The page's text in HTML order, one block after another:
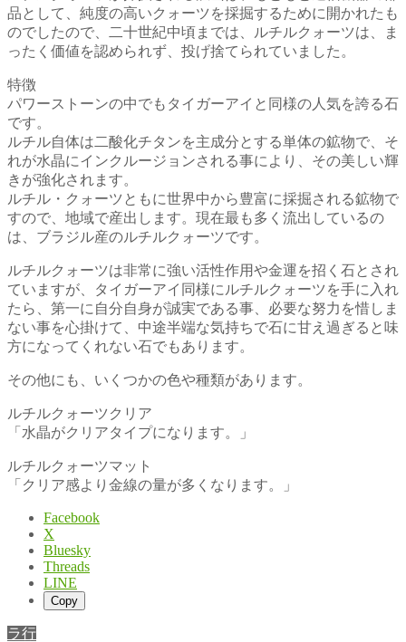
品として、純度の高いクォーツを採掘するために開かれたも
のでしたので、二十世紀中頃までは、ルチルクォーツは、ま
ったく価値を認められず、投げ捨てられていました。
特徴
パワーストーンの中でもタイガーアイと同様の人気を誇る石
です。
ルチル自体は二酸化チタンを主成分とする単体の鉱物で、そ
れが水晶にインクルージョンされる事により、その美しい輝
きが強化されます。
ルチル・クォーツともに世界中から豊富に採掘される鉱物で
すので、地域で産出します。現在最も多く流出しているの
は、ブラジル産のルチルクォーツです。
ルチルクォーツは非常に強い活性作用や金運を招く石とされ
ていますが、タイガーアイ同様にルチルクォーツを手に入れ
たら、第一に自分自身が誠実である事、必要な努力を惜しま
ない事を心掛けて、中途半端な気持ちで石に甘え過ぎると味
方になってくれない石でもあります。
その他にも、いくつかの色や種類があります。
ルチルクォーツクリア
「水晶がクリアタイプになります。」
ルチルクォーツマット
「クリア感より金線の量が多くなります。」
Facebook
X
Bluesky
Threads
LINE
Copy
ラ行